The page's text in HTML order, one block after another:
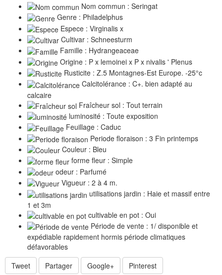
Nom commun : Seringat
Genre : Philadelphus
Espece : Virginalis x
Cultivar : Schneesturm
Famille : Hydrangeaceae
Origine : P x lemoinei x P x nivalis ' Plenus
Rusticite : Z.5 Montagnes-Est Europe. -25°c
Calcitolérance : C+. bien adapté au
calcaire
Fraîcheur sol : Tout terrain
luminosité : Toute exposition
Feuillage : Caduc
Periode floraison : 3 Fin printemps
Couleur : Bleu
forme fleur : Simple
odeur : Parfumé
Vigueur : 2 à 4 m.
utilisations jardin : Haie et massif entre
1 et 3m
cultivable en pot : Oui
Période de vente : 1/ disponible et
expédiable rapidement hormis période climatiques
défavorables
Tweet
Partager Google+ Pinterest